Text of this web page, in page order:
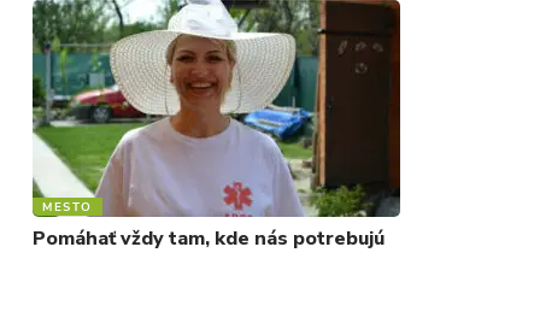
MESTO
Pomáhať vždy tam, kde nás potrebujú